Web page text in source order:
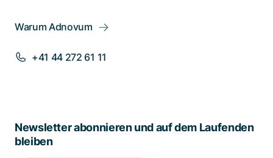
Warum Adnovum
+41 44 272 61 11
Newsletter abonnieren und auf dem Laufenden
bleiben